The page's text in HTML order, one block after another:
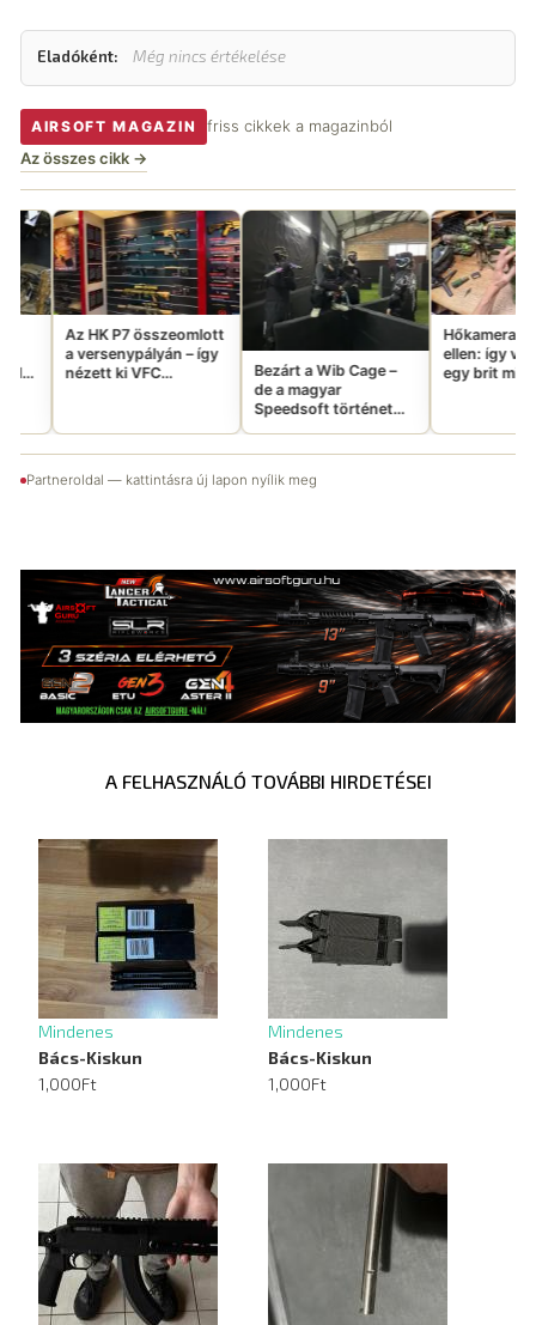
Eladóként: Még nincs értékelése
AIRSOFT MAGAZIN
friss cikkek a magazinból
Az összes cikk →
összeomlott
– így
VFC
Bezárt a Wib Cage –
Speedsoft történet
még csak most
Hőkamera és éjjellátó
ellen: így vernek át
egy brit milsimet
terepkrafttal
Partneroldal — kattintásra új lapon nyílik meg
A FELHASZNÁLÓ TOVÁBBI HIRDETÉSEI
Mindenes
Bács-Kiskun
1,000Ft
Mindenes
Bács-Kiskun
1,000Ft